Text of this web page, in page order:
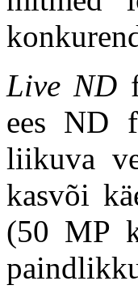
Live ND
ees ND
liikuva
kasvõi
(50 MP